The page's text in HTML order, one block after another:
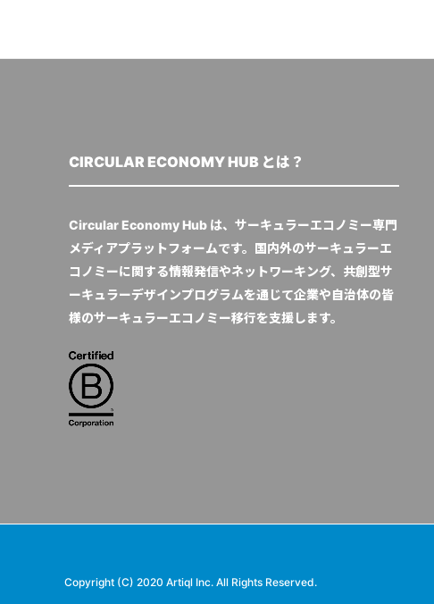
CIRCULAR ECONOMY HUB とは？
Circular Economy Hub は、サーキュラーエコノミー専門
メディアプラットフォームです。国内外のサーキュラーエ
コノミーに関する情報発信やネットワーキング、共創型サ
ーキュラーデザインプログラムを通じて企業や自治体の皆
様のサーキュラーエコノミー移行を支援します。
Copyright (C) 2020 Artiql Inc. All Rights Reserved.